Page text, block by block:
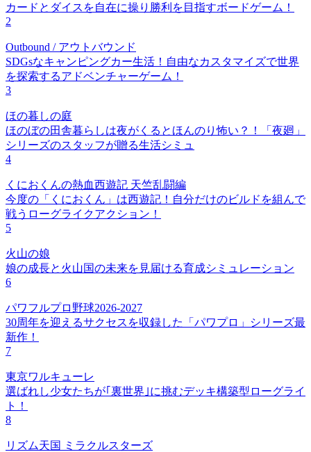
カードとダイスを自在に操り勝利を目指すボードゲーム！
2
Outbound / アウトバウンド
SDGsなキャンピングカー生活！自由なカスタマイズで世界
を探索するアドベンチャーゲーム！
3
ほの暮しの庭
ほのぼの田舎暮らしは夜がくるとほんのり怖い？！「夜廻」
シリーズのスタッフが贈る生活シミュ
4
くにおくんの熱血西遊記 天竺乱闘編
今度の「くにおくん」は西遊記！自分だけのビルドを組んで
戦うローグライクアクション！
5
火山の娘
娘の成長と火山国の未来を見届ける育成シミュレーション
6
パワフルプロ野球2026-2027
30周年を迎えるサクセスを収録した「パワプロ」シリーズ最
新作！
7
東京ワルキューレ
選ばれし少女たちが｢裏世界｣に挑むデッキ構築型ローグライ
ト！
8
リズム天国 ミラクルスターズ